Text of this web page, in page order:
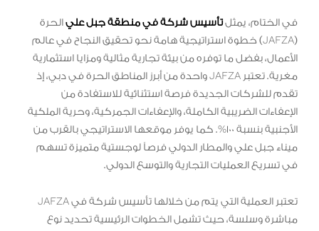
في الختام، يمثلتأسيس شركة في منطقة جبل علي الحرة
(JAFZA) خطوة استراتيجية هامة نحو تحقيق النجاح في عالم
الأعمال، بفضل ما توفره من بيئة تجارية مثالية ومزايا استثمارية
مغرية. تعتبر JAFZA واحدة من أبرز المناطق الحرة في دبي، إذ
تقدم للشركات الجديدة فرصة استثنائية للاستفادة من
الإعفاءات الضريبية الكاملة، والإعفاءات الجمركية، وحرية الملكية
الأجنبية بنسبة 100%. كما يوفر موقعها الاستراتيجي بالقرب من
ميناء جبل علي والمطار الدولي فرصاً لوجستية متميزة تسهم
في تسريع العمليات التجارية والتوسع الدولي.
تعتبر العملية التي يتم من خلالها تأسيس شركة في JAFZA
مباشرة وسلسة، حيث تشمل الخطوات الرئيسية تحديد نوع